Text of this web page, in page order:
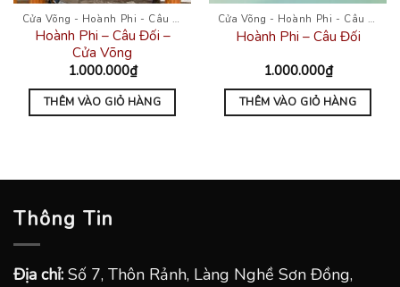
Cửa Võng - Hoành Phi - Câu Đối
Hoành Phi – Câu Đối –
Cửa Võng
1.000.000₫
THÊM VÀO GIỎ HÀNG
Cửa Võng - Hoành Phi - Câu Đối
Hoành Phi – Câu Đối
1.000.000₫
THÊM VÀO GIỎ HÀNG
Thông Tin
Địa chỉ: Số 7, Thôn Rảnh, Làng Nghề Sơn Đồng,